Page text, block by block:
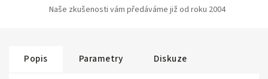
Naše zkušenosti vám předáváme již od roku 2004
Popis Parametry Diskuze